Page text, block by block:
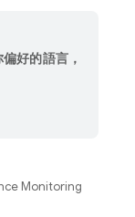
好的語言，
Monitoring